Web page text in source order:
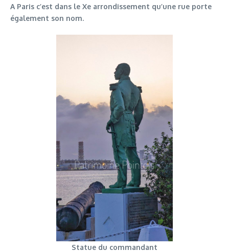
A Paris c’est dans le Xe arrondissement qu’une rue porte
également son nom.
Statue du commandant